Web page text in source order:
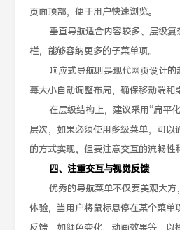
页面顶部，便于用户快速浏览。
垂直导航适合内容较多、层级
栏，能够容纳更多的子菜单项。
响应式导航则是现代网页设计
幕大小自动调整布局，确保移动端和
在层级结构上，建议采用“扁平
层次，如果必须使用多级菜单，可以
的方式实现，但要注意交互的流畅性
四、注重交互与视觉反馈
优秀的导航菜单不仅要美观大
体验，当用户将鼠标悬停在某个菜单